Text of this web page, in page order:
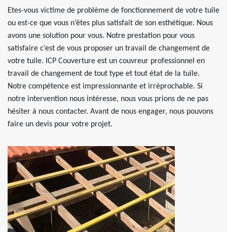
Etes-vous victime de problème de fonctionnement de votre tuile
ou est-ce que vous n’êtes plus satisfait de son esthétique. Nous
avons une solution pour vous. Notre prestation pour vous
satisfaire c’est de vous proposer un travail de changement de
votre tuile. ICP Couverture est un couvreur professionnel en
travail de changement de tout type et tout état de la tuile.
Notre compétence est impressionnante et irréprochable. Si
notre intervention nous intéresse, nous vous prions de ne pas
hésiter à nous contacter. Avant de nous engager, nous pouvons
faire un devis pour votre projet.